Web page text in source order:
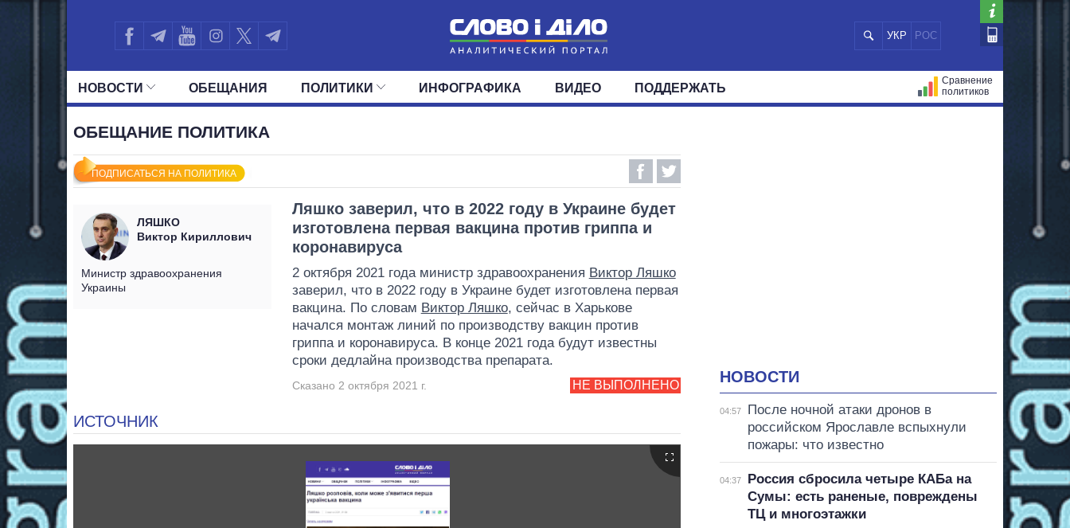
УКР РОС
НОВОСТИ
МИР
ОБЕЩАНИЯ ПОЛИТИКИ
ОКРУГА
ИНФОГРАФИКА ВИДЕО ПОДДЕРЖАТЬ
Сравнение
политиков
ОБЕЩАНИЕ ПОЛИТИКА
ПОДПИСАТЬСЯ НА ПОЛИТИКА
ЛЯШКО
Виктор Кириллович
Министр здравоохранения
Украины
Ляшко заверил, что в 2022 году в Украине будет
изготовлена первая вакцина против гриппа и
коронавируса
2 октября 2021 года министр здравоохранения Виктор Ляшко
заверил, что в 2022 году в Украине будет изготовлена первая
вакцина. По словам Виктор Ляшко, сейчас в Харькове
начался монтаж линий по производству вакцин против
гриппа и коронавируса. В конце 2021 года будут известны
сроки дедлайна производства препарата.
НЕ ВЫПОЛНЕНО
Сказано 2 октября 2021 г.
ИСТОЧНИК
НОВОСТИ
04:57
После ночной атаки дронов в
российском Ярославле вспыхнули
пожары: что известно
04:37
Россия сбросила четыре КАБа на
Сумы: есть раненые, повреждены
ТЦ и многоэтажки